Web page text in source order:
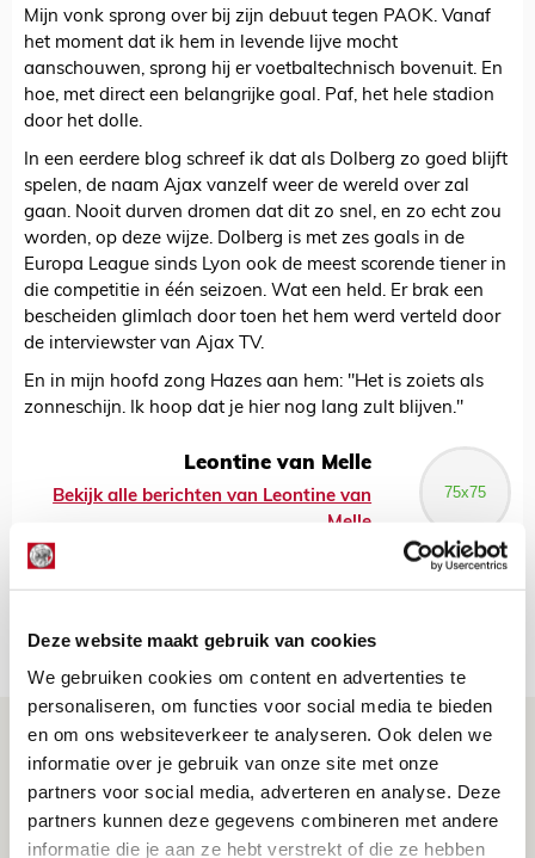
Deze website maakt gebruik van cookies
We gebruiken cookies om content en advertenties te
personaliseren, om functies voor social media te bieden
en om ons websiteverkeer te analyseren. Ook delen we
informatie over je gebruik van onze site met onze
partners voor social media, adverteren en analyse. Deze
partners kunnen deze gegevens combineren met andere
informatie die je aan ze hebt verstrekt of die ze hebben
Mijn vonk sprong over bij zijn debuut tegen PAOK. Vanaf
het moment dat ik hem in levende lijve mocht
aanschouwen, sprong hij er voetbaltechnisch bovenuit. En
hoe, met direct een belangrijke goal. Paf, het hele stadion
door het dolle.
In een eerdere blog schreef ik dat als Dolberg zo goed blijft
spelen, de naam Ajax vanzelf weer de wereld over zal
gaan. Nooit durven dromen dat dit zo snel, en zo echt zou
worden, op deze wijze. Dolberg is met zes goals in de
Europa League sinds Lyon ook de meest scorende tiener in
die competitie in één seizoen. Wat een held. Er brak een
bescheiden glimlach door toen het hem werd verteld door
de interviewster van Ajax TV.
En in mijn hoofd zong Hazes aan hem: "Het is zoiets als
zonneschijn. Ik hoop dat je hier nog lang zult blijven."
Leontine van Melle
Bekijk alle berichten van Leontine van
Melle
Net binnen //
Brandt: ‘Ajax en Cruijff bleven door
mijn hoofd spoken’
07 AUGUSTUS 2026 - 20:02